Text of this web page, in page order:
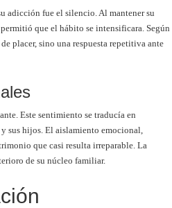
adicción fue el silencio. Al mantener su
que el hábito se intensificara. Según
placer, sino una respuesta repetitiva ante
Este sentimiento se traducía en
sus hijos. El aislamiento emocional,
que casi resulta irreparable. La
de su núcleo familiar.